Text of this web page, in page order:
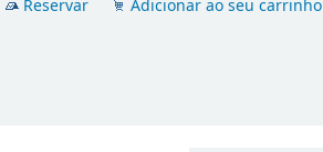
Reservar Adicionar ao seu carrinho